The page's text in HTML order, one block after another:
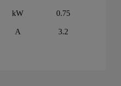
kW 0.75
A 3.2